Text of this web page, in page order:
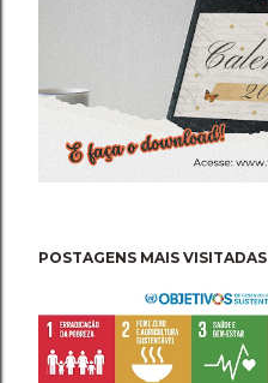
POSTAGENS MAIS VISITADAS